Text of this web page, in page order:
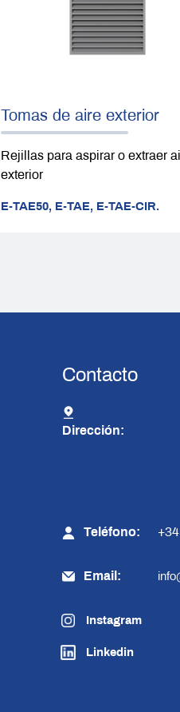
Tomas de aire exterior
Rejillas para aspirar o extraer
exterior
E-TAE50, E-TAE, E-TAE-CIR.
Contacto
Dirección:
Teléfono:
Email:
Instagram
Linkedin